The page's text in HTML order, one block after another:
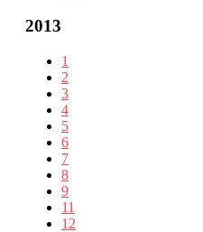
2013
1
2
3
4
5
6
7
8
9
11
12